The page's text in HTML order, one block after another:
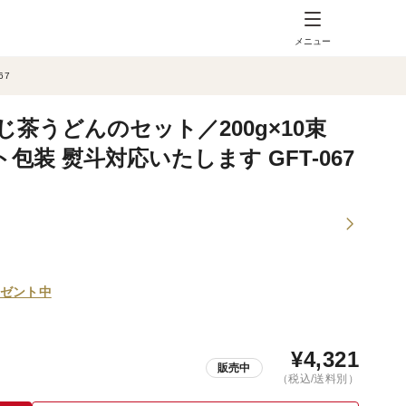
メニュー
茶うどんのセット／200g×10束
装 熨斗対応いたします GFT-067
ント中
販売中 ¥4,321
（税込/送料別）